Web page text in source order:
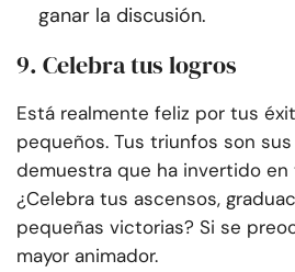
ganar la discusión.
9. Celebra tus logros
Está realmente feliz por tus
pequeños. Tus triunfos son
demuestra que ha invertido
¿Celebra tus ascensos,
pequeñas victorias? Si se
mayor animador.